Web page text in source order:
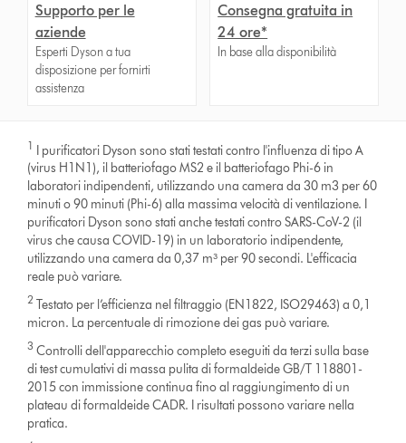
Supporto per le
aziende
Esperti Dyson a tua
disposizione per fornirti
assistenza
Consegna gratuita in
24 ore*
In base alla disponibilità
1 I purificatori Dyson sono stati testati contro l'influenza di tipo A
(virus H1N1), il batteriofago MS2 e il batteriofago Phi-6 in
laboratori indipendenti, utilizzando una camera da 30 m3 per 60
minuti o 90 minuti (Phi-6) alla massima velocità di ventilazione. I
purificatori Dyson sono stati anche testati contro SARS-CoV-2 (il
virus che causa COVID-19) in un laboratorio indipendente,
utilizzando una camera da 0,37 m³ per 90 secondi. L'efficacia
reale può variare.
2 Testato per l’efficienza nel filtraggio (EN1822, ISO29463) a 0,1
micron. La percentuale di rimozione dei gas può variare.
3 Controlli dell'apparecchio completo eseguiti da terzi sulla base
di test cumulativi di massa pulita di formaldeide GB/T 118801-
2015 con immissione continua fino al raggiungimento di un
plateau di formaldeide CADR. I risultati possono variare nella
pratica.